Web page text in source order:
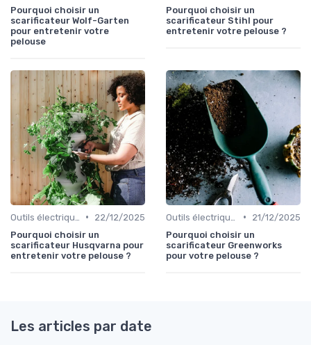
Pourquoi choisir un
scarificateur Wolf-Garten
pour entretenir votre
pelouse
Pourquoi choisir un
scarificateur Stihl pour
entretenir votre pelouse ?
•
22/12/2025
Pourquoi choisir un
scarificateur Husqvarna pour
entretenir votre pelouse ?
•
21/12/2025
Pourquoi choisir un
scarificateur Greenworks
pour votre pelouse ?
Les articles par date